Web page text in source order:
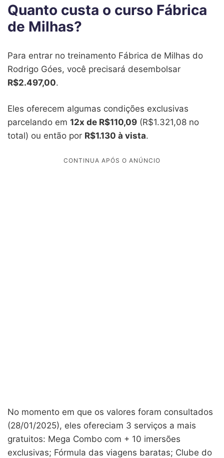
Quanto custa o curso Fábrica
de Milhas?
Para entrar no treinamento Fábrica de Milhas do
Rodrigo Góes, você precisará desembolsar
R$2.497,00.
Eles oferecem algumas condições exclusivas
parcelando em 12x de R$110,09 (R$1.321,08 no
total) ou então por R$1.130 à vista.
No momento em que os valores foram consultados
(28/01/2025), eles ofereciam 3 serviços a mais
gratuitos: Mega Combo com + 10 imersões
exclusivas; Fórmula das viagens baratas; Clube do